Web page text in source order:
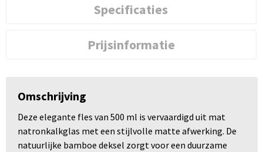
Specificaties
Prijsinformatie
Omschrijving
Deze elegante fles van 500 ml is vervaardigd uit mat
natronkalkglas met een stijlvolle matte afwerking. De
natuurlijke bamboe deksel zorgt voor een duurzame